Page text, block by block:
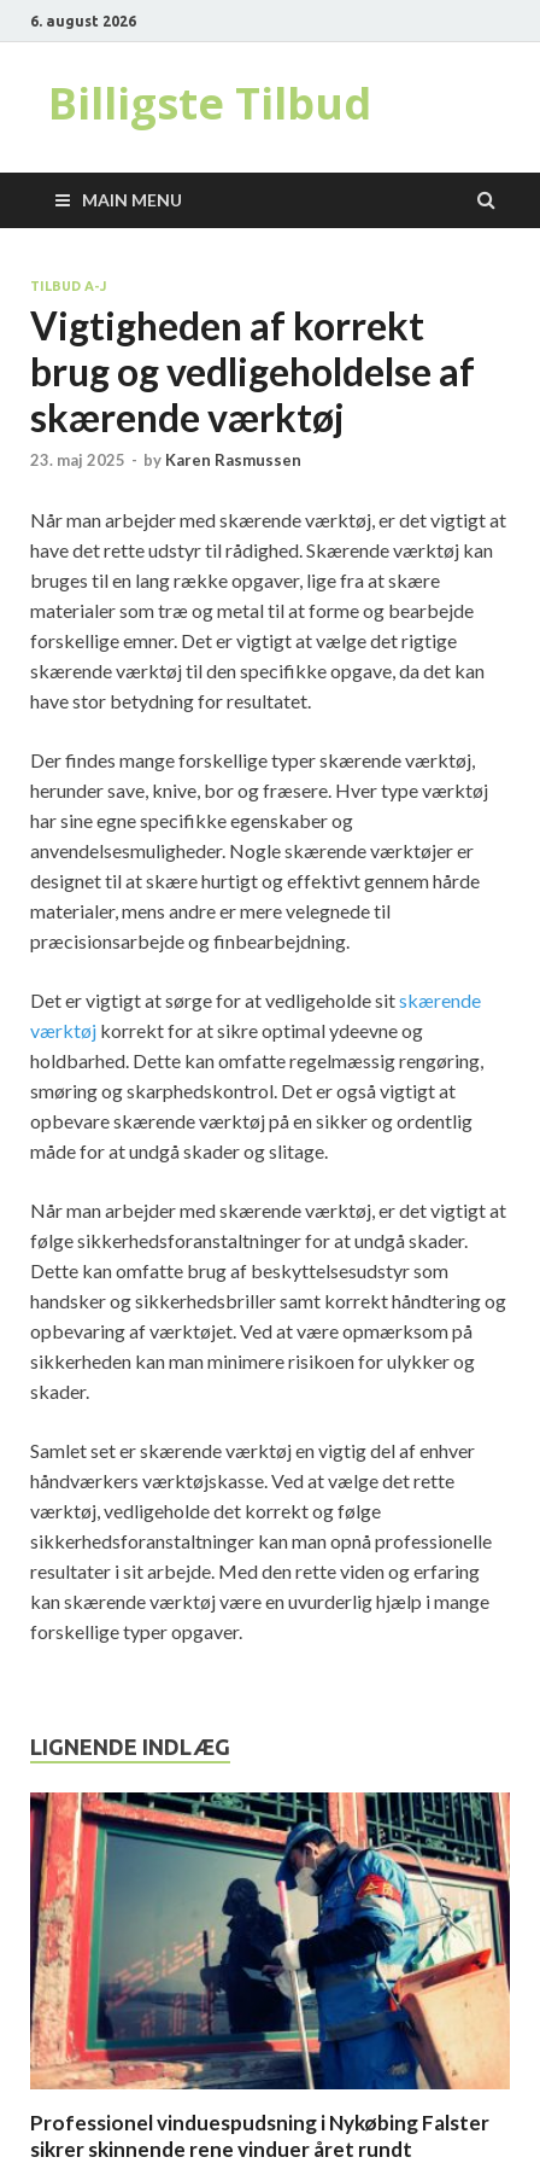
6. august 2026
Billigste Tilbud
MAIN MENU
TILBUD A-J
Vigtigheden af korrekt
brug og vedligeholdelse af
skærende værktøj
23. maj 2025 - by Karen Rasmussen
Når man arbejder med skærende værktøj, er det vigtigt at
have det rette udstyr til rådighed. Skærende værktøj kan
bruges til en lang række opgaver, lige fra at skære
materialer som træ og metal til at forme og bearbejde
forskellige emner. Det er vigtigt at vælge det rigtige
skærende værktøj til den specifikke opgave, da det kan
have stor betydning for resultatet.
Der findes mange forskellige typer skærende værktøj,
herunder save, knive, bor og fræsere. Hver type værktøj
har sine egne specifikke egenskaber og
anvendelsesmuligheder. Nogle skærende værktøjer er
designet til at skære hurtigt og effektivt gennem hårde
materialer, mens andre er mere velegnede til
præcisionsarbejde og finbearbejdning.
Det er vigtigt at sørge for at vedligeholde sitskærende
værktøj korrekt for at sikre optimal ydeevne og
holdbarhed. Dette kan omfatte regelmæssig rengøring,
smøring og skarphedskontrol. Det er også vigtigt at
opbevare skærende værktøj på en sikker og ordentlig
måde for at undgå skader og slitage.
Når man arbejder med skærende værktøj, er det vigtigt at
følge sikkerhedsforanstaltninger for at undgå skader.
Dette kan omfatte brug af beskyttelsesudstyr som
handsker og sikkerhedsbriller samt korrekt håndtering og
opbevaring af værktøjet. Ved at være opmærksom på
sikkerheden kan man minimere risikoen for ulykker og
skader.
Samlet set er skærende værktøj en vigtig del af enhver
håndværkers værktøjskasse. Ved at vælge det rette
værktøj, vedligeholde det korrekt og følge
sikkerhedsforanstaltninger kan man opnå professionelle
resultater i sit arbejde. Med den rette viden og erfaring
kan skærende værktøj være en uvurderlig hjælp i mange
forskellige typer opgaver.
LIGNENDE INDLÆG
Professionel vinduespudsning i Nykøbing Falster
sikrer skinnende rene vinduer året rundt